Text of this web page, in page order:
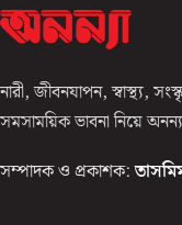
নারী, জীবনযাপন, স্বাস্থ্য,
সমসাময়িক ভাবনা নিয়ে
সম্পাদক ও প্রকাশক: